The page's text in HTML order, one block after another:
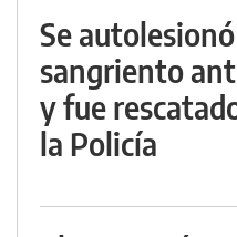
Se
sangriento
y fue
la Policía